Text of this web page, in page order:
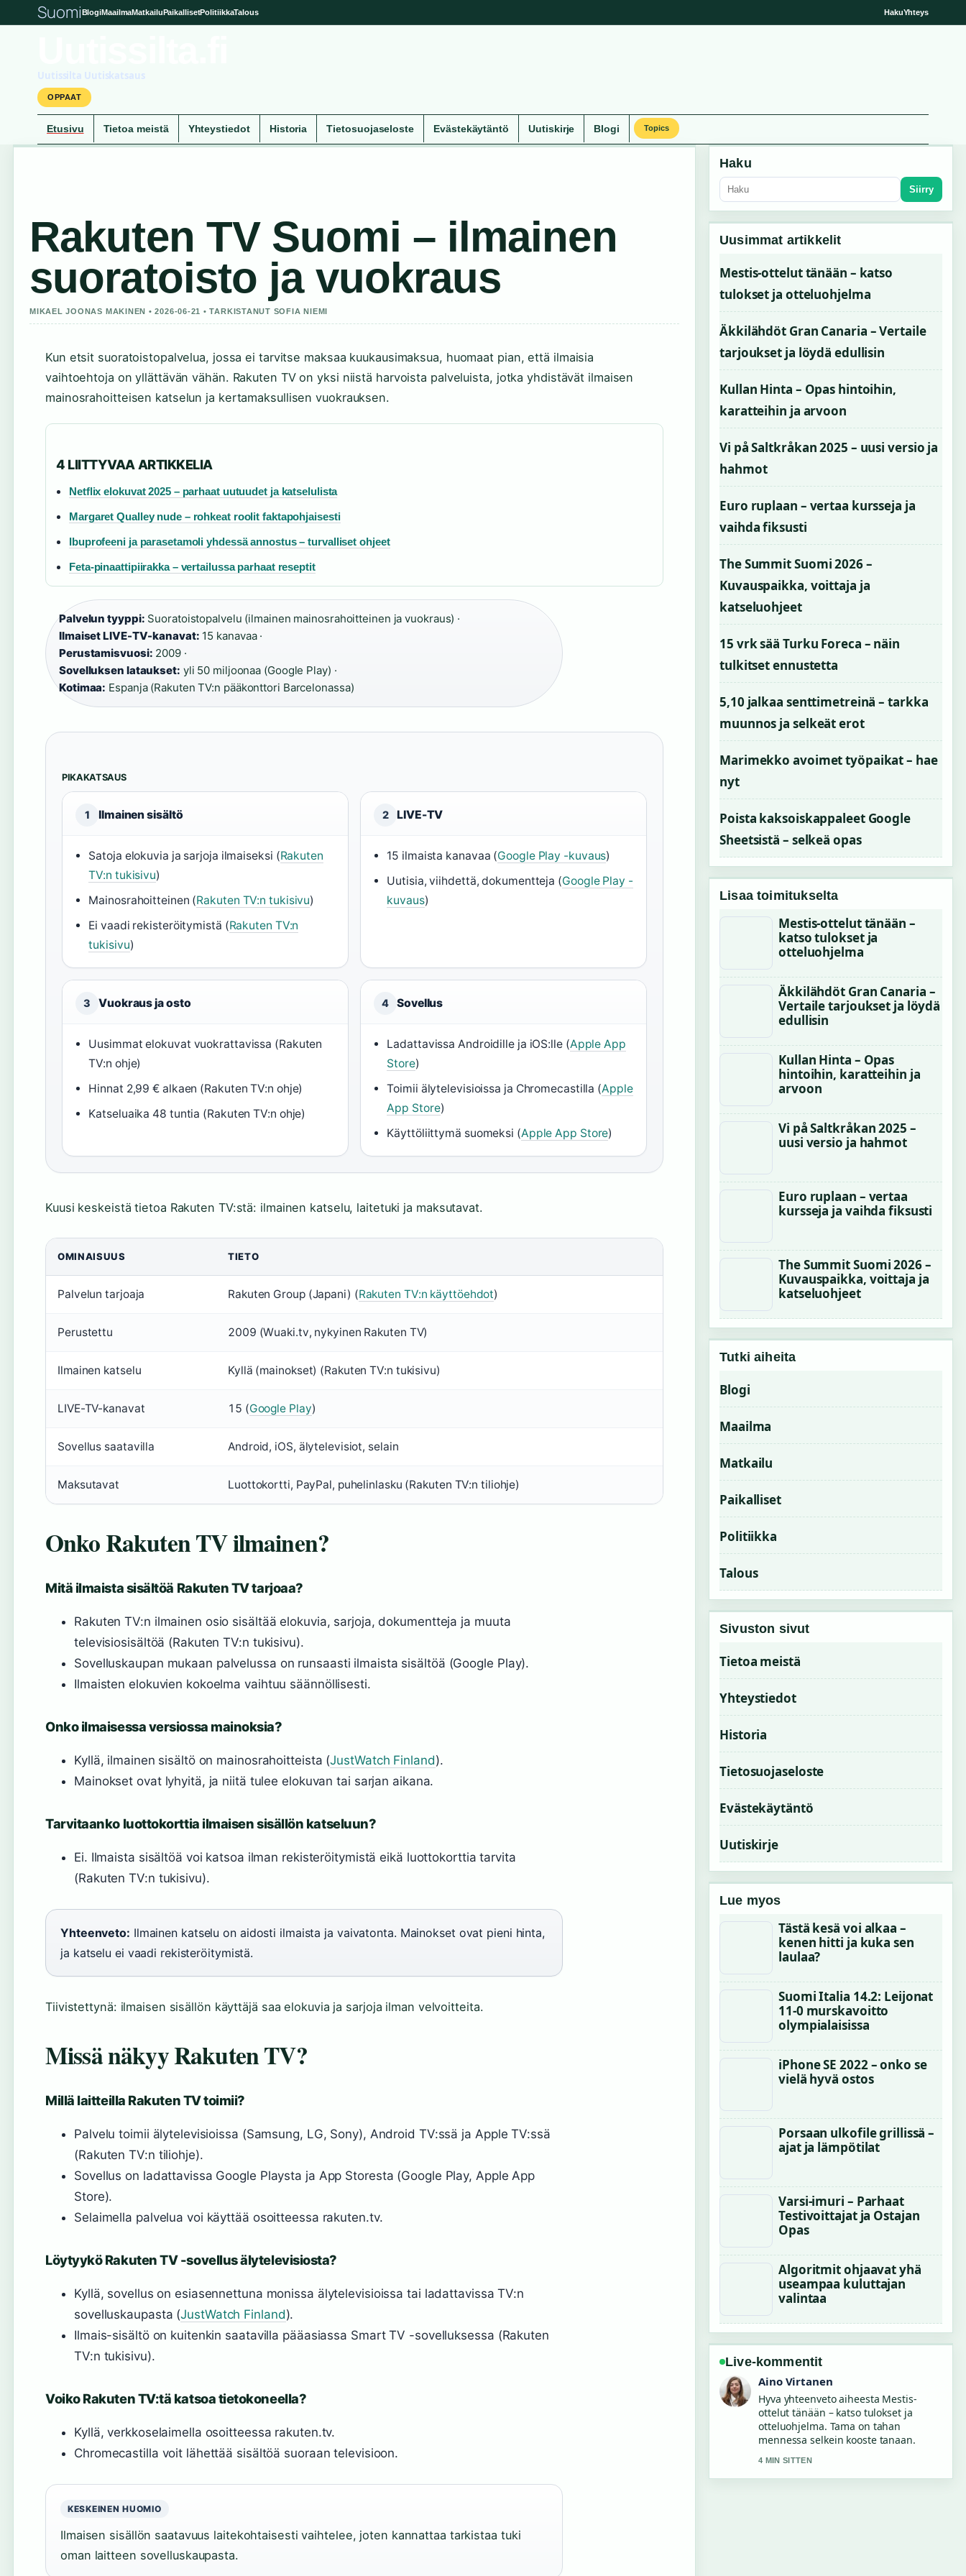
SuomiBlogiMaailmaMatkailuPaikallisetPolitiikkaTalous HakuYhteys
Uutissilta Uutiskatsaus
OPPAAT
Etusivu Tietoa meistä Yhteystiedot Historia Tietosuojaseloste Evästekäytäntö Uutiskirje Blogi Topics
Rakuten TV Suomi – ilmainen
suoratoisto ja vuokraus
MIKAEL JOONAS MAKINEN • 2026-06-21 • TARKISTANUT SOFIA NIEMI
Kun etsit suoratoistopalvelua, jossa ei tarvitse maksaa kuukausimaksua, huomaat pian, että ilmaisia
vaihtoehtoja on yllättävän vähän. Rakuten TV on yksi niistä harvoista palveluista, jotka yhdistävät ilmaisen
mainosrahoitteisen katselun ja kertamaksullisen vuokrauksen.
4 LIITTYVAA ARTIKKELIA
Netflix elokuvat 2025 – parhaat uutuudet ja katselulista
Margaret Qualley nude – rohkeat roolit faktapohjaisesti
Ibuprofeeni ja parasetamoli yhdessä annostus – turvalliset ohjeet
Feta-pinaattipiirakka – vertailussa parhaat reseptit
Palvelun tyyppi: Suoratoistopalvelu (ilmainen mainosrahoitteinen ja vuokraus) ·
Ilmaiset LIVE-TV-kanavat: 15 kanavaa ·
Perustamisvuosi: 2009 ·
Sovelluksen lataukset: yli 50 miljoonaa (Google Play) ·
Kotimaa: Espanja (Rakuten TV:n pääkonttori Barcelonassa)
PIKAKATSAUS
1 Ilmainen sisältö
Satoja elokuvia ja sarjoja ilmaiseksi (Rakuten
TV:n tukisivu)
Mainosrahoitteinen (Rakuten TV:n tukisivu)
Ei vaadi rekisteröitymistä (Rakuten TV:n
tukisivu)
2 LIVE-TV
15 ilmaista kanavaa (Google Play -kuvaus)
Uutisia, viihdettä, dokumentteja (Google Play -
kuvaus)
3 Vuokraus ja osto
Uusimmat elokuvat vuokrattavissa (Rakuten
TV:n ohje)
Hinnat 2,99 € alkaen (Rakuten TV:n ohje)
Katseluaika 48 tuntia (Rakuten TV:n ohje)
4 Sovellus
Ladattavissa Androidille ja iOS:lle (Apple App
Store)
Toimii älytelevisioissa ja Chromecastilla (Apple
App Store)
Käyttöliittymä suomeksi (Apple App Store)
Kuusi keskeistä tietoa Rakuten TV:stä: ilmainen katselu, laitetuki ja maksutavat.
OMINAISUUS TIETO
Palvelun tarjoaja Rakuten Group (Japani) (Rakuten TV:n käyttöehdot)
Perustettu 2009 (Wuaki.tv, nykyinen Rakuten TV)
Ilmainen katselu Kyllä (mainokset) (Rakuten TV:n tukisivu)
LIVE-TV-kanavat 15 (Google Play)
Sovellus saatavilla Android, iOS, älytelevisiot, selain
Maksutavat Luottokortti, PayPal, puhelinlasku (Rakuten TV:n tiliohje)
Onko Rakuten TV ilmainen?
Mitä ilmaista sisältöä Rakuten TV tarjoaa?
Rakuten TV:n ilmainen osio sisältää elokuvia, sarjoja, dokumentteja ja muuta
televisiosisältöä (Rakuten TV:n tukisivu).
Sovelluskaupan mukaan palvelussa on runsaasti ilmaista sisältöä (Google Play).
Ilmaisten elokuvien kokoelma vaihtuu säännöllisesti.
Onko ilmaisessa versiossa mainoksia?
Kyllä, ilmainen sisältö on mainosrahoitteista (JustWatch Finland).
Mainokset ovat lyhyitä, ja niitä tulee elokuvan tai sarjan aikana.
Tarvitaanko luottokorttia ilmaisen sisällön katseluun?
Ei. Ilmaista sisältöä voi katsoa ilman rekisteröitymistä eikä luottokorttia tarvita
(Rakuten TV:n tukisivu).
Yhteenveto: Ilmainen katselu on aidosti ilmaista ja vaivatonta. Mainokset ovat pieni hinta,
ja katselu ei vaadi rekisteröitymistä.
Tiivistettynä: ilmaisen sisällön käyttäjä saa elokuvia ja sarjoja ilman velvoitteita.
Missä näkyy Rakuten TV?
Millä laitteilla Rakuten TV toimii?
Palvelu toimii älytelevisioissa (Samsung, LG, Sony), Android TV:ssä ja Apple TV:ssä
(Rakuten TV:n tiliohje).
Sovellus on ladattavissa Google Playsta ja App Storesta (Google Play, Apple App
Store).
Selaimella palvelua voi käyttää osoitteessa rakuten.tv.
Löytyykö Rakuten TV -sovellus älytelevisiosta?
Kyllä, sovellus on esiasennettuna monissa älytelevisioissa tai ladattavissa TV:n
sovelluskaupasta (JustWatch Finland).
Ilmais-sisältö on kuitenkin saatavilla pääasiassa Smart TV -sovelluksessa (Rakuten
TV:n tukisivu).
Voiko Rakuten TV:tä katsoa tietokoneella?
Kyllä, verkkoselaimella osoitteessa rakuten.tv.
Chromecastilla voit lähettää sisältöä suoraan televisioon.
KESKEINEN HUOMIO
Ilmaisen sisällön saatavuus laitekohtaisesti vaihtelee, joten kannattaa tarkistaa tuki
oman laitteen sovelluskaupasta.
Haku
Siirry
Uusimmat artikkelit
Mestis-ottelut tänään – katso
tulokset ja otteluohjelma
Äkkilähdöt Gran Canaria – Vertaile
tarjoukset ja löydä edullisin
Kullan Hinta – Opas hintoihin,
karatteihin ja arvoon
Vi på Saltkråkan 2025 – uusi versio ja
hahmot
Euro ruplaan – vertaa kursseja ja
vaihda fiksusti
The Summit Suomi 2026 –
Kuvauspaikka, voittaja ja
katseluohjeet
15 vrk sää Turku Foreca – näin
tulkitset ennustetta
5,10 jalkaa senttimetreinä – tarkka
muunnos ja selkeät erot
Marimekko avoimet työpaikat – hae
nyt
Poista kaksoiskappaleet Google
Sheetsistä – selkeä opas
Lisaa toimitukselta
Mestis-ottelut tänään –
katso tulokset ja
otteluohjelma
Äkkilähdöt Gran Canaria –
Vertaile tarjoukset ja löydä
edullisin
Kullan Hinta – Opas
hintoihin, karatteihin ja
arvoon
Vi på Saltkråkan 2025 –
uusi versio ja hahmot
Euro ruplaan – vertaa
kursseja ja vaihda fiksusti
The Summit Suomi 2026 –
Kuvauspaikka, voittaja ja
katseluohjeet
Tutki aiheita
Blogi
Maailma
Matkailu
Paikalliset
Politiikka
Talous
Sivuston sivut
Tietoa meistä
Yhteystiedot
Historia
Tietosuojaseloste
Evästekäytäntö
Uutiskirje
Lue myos
Tästä kesä voi alkaa –
kenen hitti ja kuka sen
laulaa?
Suomi Italia 14.2: Leijonat
11-0 murskavoitto
olympialaisissa
iPhone SE 2022 – onko se
vielä hyvä ostos
Porsaan ulkofile grillissä –
ajat ja lämpötilat
Varsi-imuri – Parhaat
Testivoittajat ja Ostajan
Opas
Algoritmit ohjaavat yhä
useampaa kuluttajan
valintaa
Live-kommentit
Elias Korhonen
Seuraan Äkkilähdöt Gran Canaria –
Vertaile tarjoukset ja...-lahetysta
tarkasti – arvostan tasapainoista
savyja.
6 MIN SITTEN